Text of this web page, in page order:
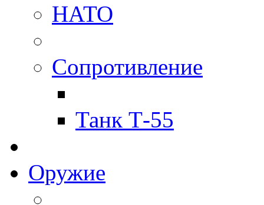
НАТО
Сопротивление
Танк Т-55
Оружие